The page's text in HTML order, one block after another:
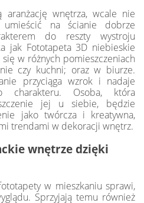
aranżację wnętrza, wcale nie
na ścianie dobrze
do reszty wystroju
jak Fototapeta 3D niebieskie
w różnych pomieszczeniach
czy kuchni; oraz w biurze.
przyciąga wzrok i nadaje
charakteru. Osoba, która
jej u siebie, będzie
jako twórcza i kreatywna,
trendami w dekoracji wnętrz.
wnętrze dzięki
w mieszkaniu sprawi,
Sprzyjają temu również